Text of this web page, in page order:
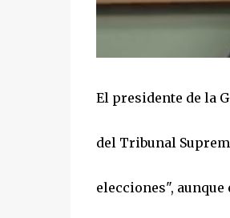
El presidente de la
del Tribunal
elecciones",